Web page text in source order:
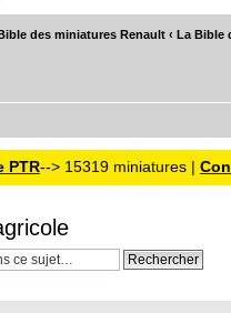
des miniatures Renault ‹ La Bible
PTR--> 15319 miniatures |